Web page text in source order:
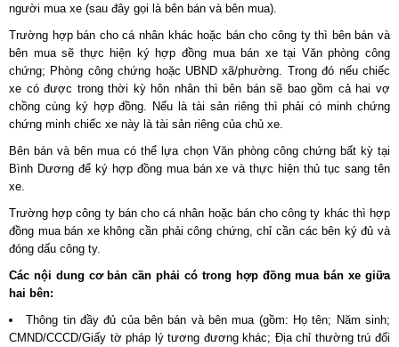
người mua xe (sau đây gọi là bên bán và bên mua).
Trường hợp bán cho cá nhân khác hoặc bán cho công ty thì bên bán và
bên mua sẽ thực hiện ký hợp đồng mua bán xe tại Văn phòng công
chứng; Phòng công chứng hoặc UBND xã/phường. Trong đó nếu chiếc
xe có được trong thời kỳ hôn nhân thì bên bán sẽ bao gồm cả hai vợ
chồng cùng ký hợp đồng. Nếu là tài sản riêng thì phải có minh chứng
chứng minh chiếc xe này là tài sản riêng của chủ xe.
Bên bán và bên mua có thể lựa chọn Văn phòng công chứng bất kỳ tại
Bình Dương để ký hợp đồng mua bán xe và thực hiện thủ tục sang tên
xe.
Trường hợp công ty bán cho cá nhân hoặc bán cho công ty khác thì hợp
đồng mua bán xe không cần phải công chứng, chỉ cần các bên ký đủ và
đóng dấu công ty.
Các nội dung cơ bản cần phải có trong hợp đồng mua bán xe giữa
hai bên:
Thông tin đầy đủ của bên bán và bên mua (gồm: Họ tên; Năm sinh;
CMND/CCCD/Giấy tờ pháp lý tương đương khác; Địa chỉ thường trú đối